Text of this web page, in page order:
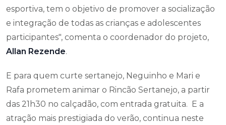
esportiva, tem o objetivo de promover a socialização
e integração de todas as crianças e adolescentes
participantes", comenta o coordenador do projeto,
Allan Rezende.
E para quem curte sertanejo, Neguinho e Mari e
Rafa prometem animar o Rincão Sertanejo, a partir
das 21h30 no calçadão, com entrada gratuita. E a
atração mais prestigiada do verão, continua neste